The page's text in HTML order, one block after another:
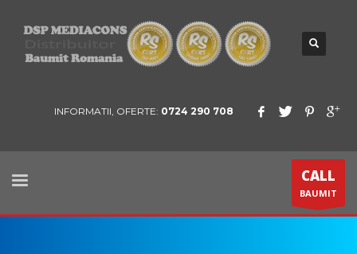
INFORMATII, OFERTE: 0724 290 708
CALL
BAUMIT